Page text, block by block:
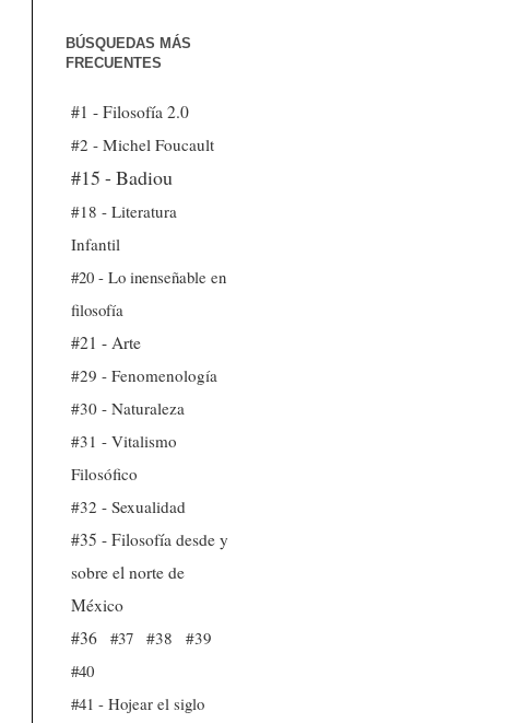
BÚSQUEDAS MÁS
FRECUENTES
#1 - Filosofía 2.0
#2 - Michel Foucault
#15 - Badiou
#18 - Literatura
Infantil
#20 - Lo inenseñable en
filosofía
#21 - Arte
#29 - Fenomenología
#30 - Naturaleza
#31 - Vitalismo
Filosófico
#32 - Sexualidad
#35 - Filosofía desde y
sobre el norte de
México
#36
#37 #38
#39
#40
#41 - Hojear el siglo